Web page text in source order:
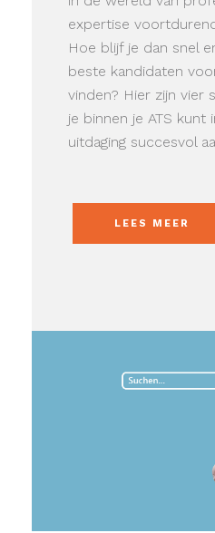
expertise
Hoe blijf je dan snel
beste kandidaten
vinden? Hier zijn vier
je binnen je ATS kunt
uitdaging succesvol
LEES MEER